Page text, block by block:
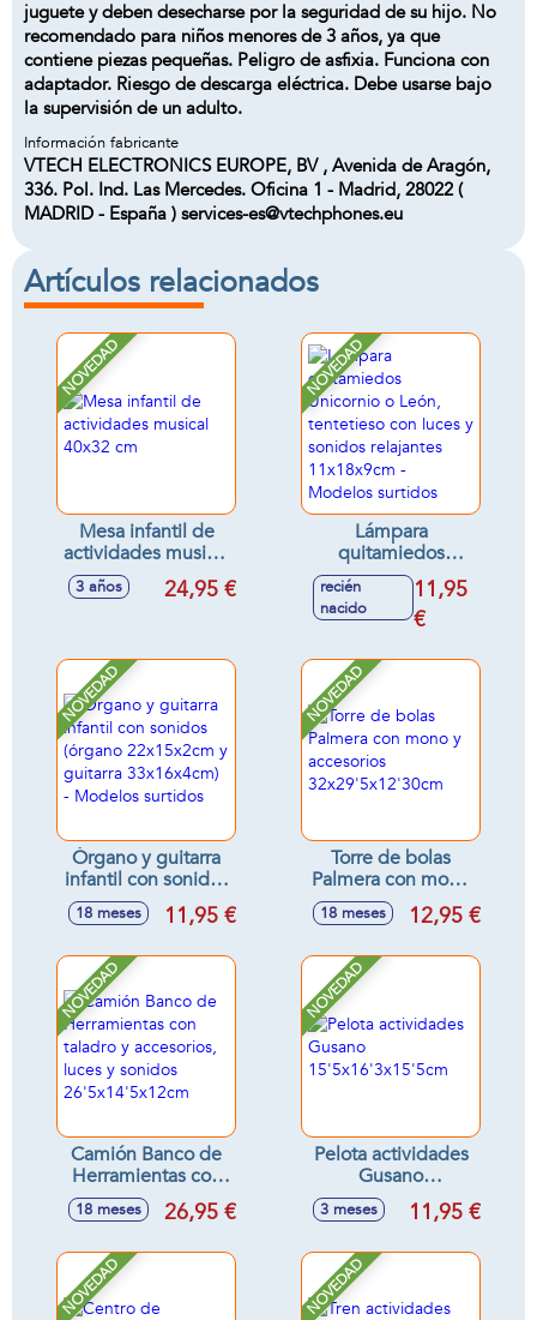
juguete y deben desecharse por la seguridad de su hijo. No
recomendado para niños menores de 3 años, ya que
contiene piezas pequeñas. Peligro de asfixia. Funciona con
adaptador. Riesgo de descarga eléctrica. Debe usarse bajo
la supervisión de un adulto.
Información fabricante
VTECH ELECTRONICS EUROPE, BV , Avenida de Aragón,
336. Pol. Ind. Las Mercedes. Oficina 1 - Madrid, 28022 (
MADRID - España ) services-es@vtechphones.eu
Artículos relacionados
NOVEDAD
Mesa infantil de
actividades musical
40x32 cm
3 años 24,95 €
NOVEDAD
Lámpara
quitamiedos
Unicornio o León,
tentetieso con
luces y sonidos
11x18x9cm -
Modelos surtidos
recién
nacido
11,95
€
NOVEDAD
Órgano y guitarra
infantil con sonidos
(órgano
22x15x2cm y
33x16x4cm) -
Modelos surtidos
18 meses 11,95 €
NOVEDAD
Torre de bolas
Palmera con mono
y accesorios
32x29'5x12'30cm
18 meses 12,95 €
NOVEDAD
Camión Banco de
Herramientas con
taladro y
accesorios, luces y
26'5x14'5x12cm
18 meses 26,95 €
NOVEDAD
Pelota actividades
Gusano
15'5x16'3x15'5cm
3 meses 11,95 €
NOVEDAD NOVEDAD